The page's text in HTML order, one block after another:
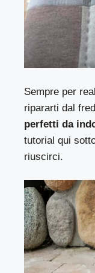
Sempre per
ripararti dal
perfetti da
tutorial qui
riuscirci.